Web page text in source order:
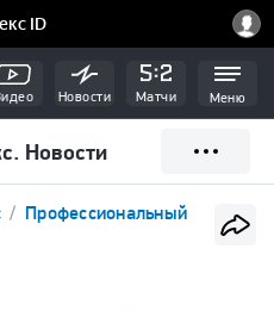
Новости Матчи Меню
Новости
Профессиональный